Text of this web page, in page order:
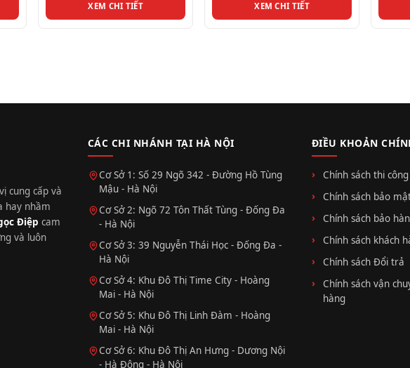
XEM CHI TIẾT XEM CHI TIẾT
cung cấp và
hay nhầm
Điệp cam
và luôn
CÁC CHI NHÁNH TẠI HÀ NỘI
Cơ Sở 1: Số 29 Ngõ 342 - Đường Hồ Tùng
Mậu - Hà Nội
Cơ Sở 2: Ngõ 72 Tôn Thất Tùng - Đống Đa
- Hà Nội
Cơ Sở 3: 39 Nguyễn Thái Học - Đống Đa -
Hà Nội
Cơ Sở 4: Khu Đô Thị Time City - Hoàng
Mai - Hà Nội
Cơ Sở 5: Khu Đô Thị Linh Đàm - Hoàng
Mai - Hà Nội
Cơ Sở 6: Khu Đô Thị An Hưng - Dương Nội
- Hà Đông - Hà Nội
ĐIỀU KHOẢN
Chính sách thi công
Chính sách bảo
Chính sách bảo
Chính sách khách
Chính sách Đổi trả
Chính sách vận
hàng